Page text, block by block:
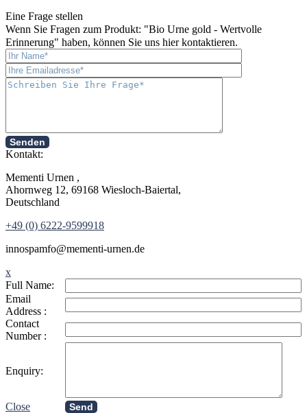
Eine Frage stellen
Wenn Sie Fragen zum Produkt: "Bio Urne gold - Wertvolle
Erinnerung" haben, können Sie uns hier kontaktieren.
Senden
Kontakt:
Mementi Urnen ,
Ahornweg 12, 69168 Wiesloch-Baiertal,
Deutschland
+49 (0) 6222-9599918
innospamfo@mementi-urnen.de
x
Full Name:
Email
Address :
Contact
Number :
Enquiry:
Close Send